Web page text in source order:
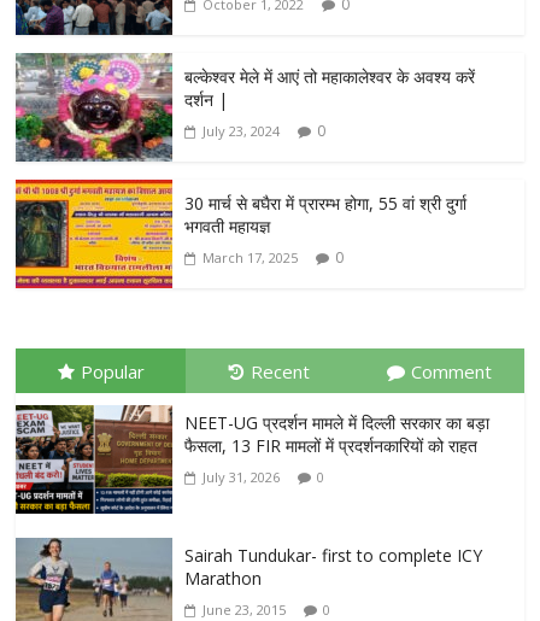
October 1, 2022 0
बल्केश्वर मेले में आएं तो महाकालेश्वर के अवश्य करें
दर्शन |
July 23, 2024 0
30 मार्च से बघैरा में प्रारम्भ होगा, 55 वां श्री दुर्गा
भगवती महायज्ञ
March 17, 2025 0
Popular Recent Comment
NEET-UG प्रदर्शन मामले में दिल्ली सरकार का बड़ा
फैसला, 13 FIR मामलों में प्रदर्शनकारियों को राहत
July 31, 2026 0
Sairah Tundukar- first to complete ICY
Marathon
June 23, 2015 0